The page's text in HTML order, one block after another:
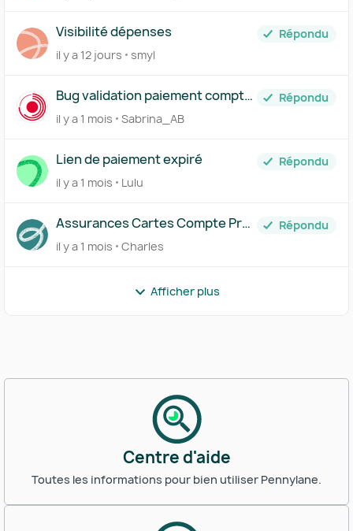
Visibilité dépenses
Répondu
il y a 12 jours
smyl
Bug validation paiement compte
pro
Répondu
il y a 1 mois
Sabrina_AB
Lien de paiement expiré
Répondu
il y a 1 mois
Lulu
Assurances Cartes Compte Pro
Pennylane ?
Répondu
il y a 1 mois
Charles
Afficher plus
Centre d'aide
Toutes les informations pour bien utiliser Pennylane.